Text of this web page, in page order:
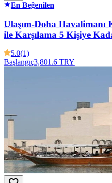
En Beğenilen
Ulaşım-Doha Havalimanı
ile Karşılama 5 Kişiye
5.0(1)
Başlangıç3,801.6 TRY